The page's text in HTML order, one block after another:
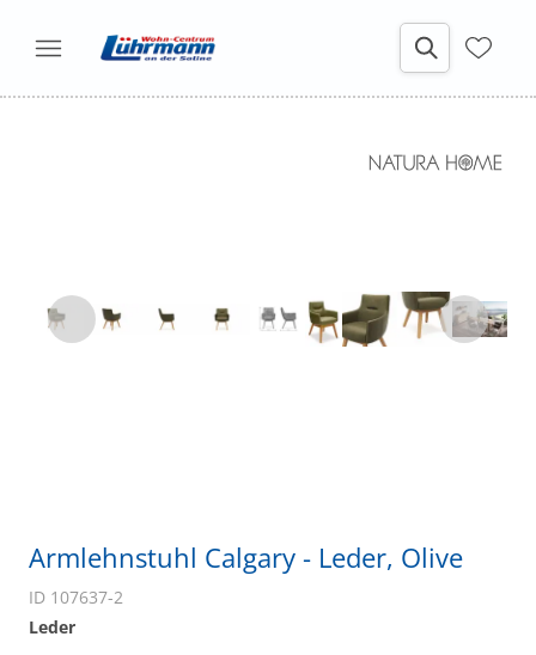
Armlehnstuhl Calgary - Leder, Olive
ID 107637-2
Leder